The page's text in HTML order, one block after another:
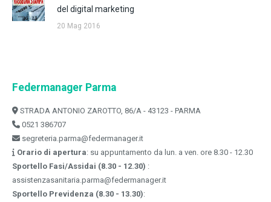
del digital marketing
20 Mag 2016
Federmanager Parma
STRADA ANTONIO ZAROTTO, 86/A - 43123 - PARMA
0521 386707
segreteria.parma@federmanager.it
Orario di apertura: su appuntamento da lun. a ven. ore 8.30 - 12.30
Sportello Fasi/Assidai (8.30 - 12.30) :
assistenzasanitaria.parma@federmanager.it
Sportello Previdenza (8.30 - 13.30):